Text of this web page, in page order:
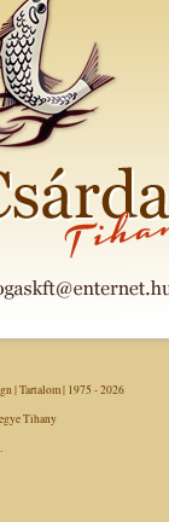
|Tartalom| 1975 - 2026
Tihany